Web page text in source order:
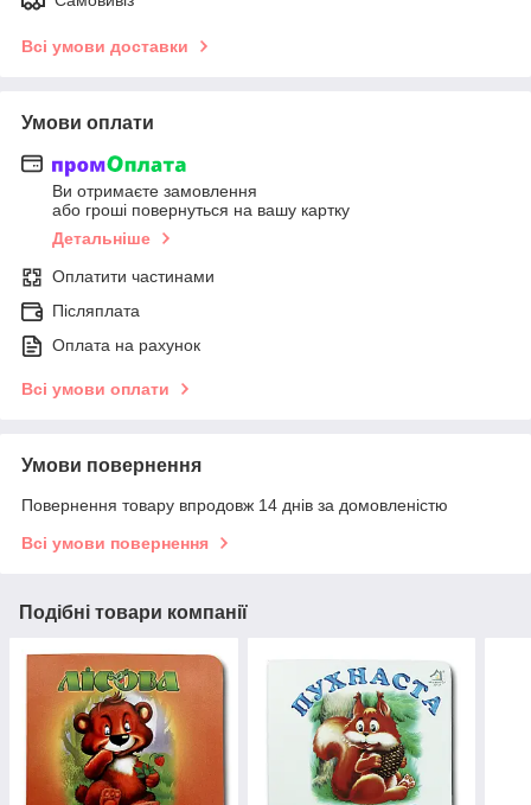
Всі умови доставки
Умови оплати
Ви отримаєте замовлення
або гроші повернуться на вашу картку
Детальніше
Оплатити частинами
Післяплата
Оплата на рахунок
Всі умови оплати
Умови повернення
Повернення товару впродовж 14 днів за домовленістю
Всі умови повернення
Подібні товари компанії